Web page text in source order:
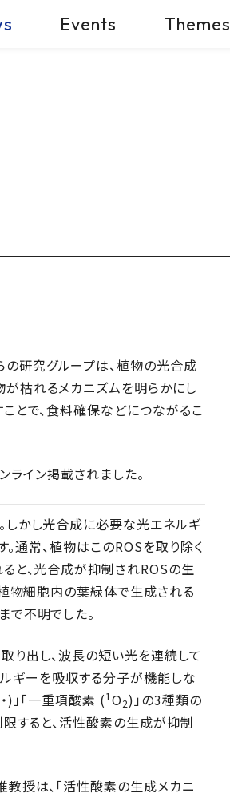
Events Themes
研究グループは、植物の光合成
枯れるメカニズムを明らかにし
とで、食料確保などにつながるこ
ライン掲載されました。
しかし光合成に必要な光エネルギ
通常、植物はこのROSを取り除く
と、光合成が抑制されROSの生
物細胞内の葉緑体で生成される
不明でした。
り出し、波長の短い光を連続して
ルギーを吸収する分子が機能しな
)」「一重項酸素 (1 O2)」の3種類の
すると、活性酸素の生成が抑制
授は、「活性酸素の生成メカニ